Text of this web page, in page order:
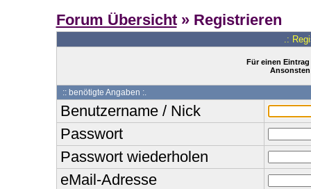
Forum Übersicht» Registrieren
.:
Für einen
:: benötigte Angaben :.
Benutzername / Nick
Passwort
Passwort wiederholen
eMail-Adresse